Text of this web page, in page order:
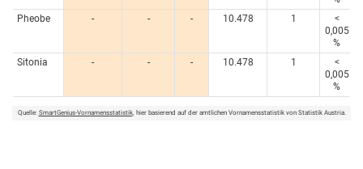
Pheobe
- - - 10.478 1
<
0,005
%
Sitonia
- - - 10.478 1
<
0,005
%
Quelle: SmartGenius-Vornamensstatistik, hier basierend auf der amtlichen Vornamensstatistik von Statistik Austria.